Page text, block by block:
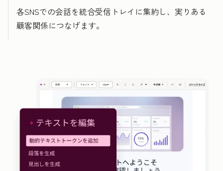
各SNSでの会話を統合受信トレイに集約し、実りある
顧客関係につなげます。